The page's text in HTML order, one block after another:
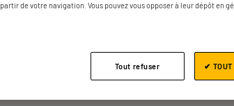
ELECTRO DEPOT à
de votre navigation. Vous pouvez vous opposer à leur dépôt en
Tout refuser ✔ TOUT